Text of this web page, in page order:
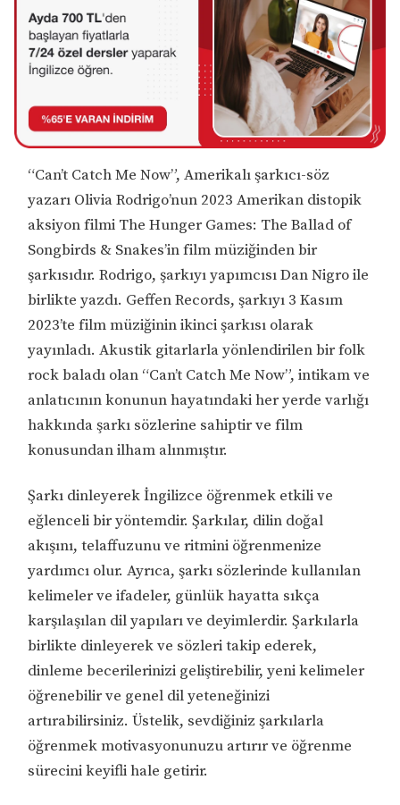
“Can’t Catch Me Now”, Amerikalı şarkıcı-söz
yazarı Olivia Rodrigo’nun 2023 Amerikan distopik
aksiyon filmi The Hunger Games: The Ballad of
Songbirds & Snakes’in film müziğinden bir
şarkısıdır. Rodrigo, şarkıyı yapımcısı Dan Nigro ile
birlikte yazdı. Geffen Records, şarkıyı 3 Kasım
2023’te film müziğinin ikinci şarkısı olarak
yayınladı. Akustik gitarlarla yönlendirilen bir folk
rock baladı olan “Can’t Catch Me Now”, intikam ve
anlatıcının konunun hayatındaki her yerde varlığı
hakkında şarkı sözlerine sahiptir ve film
konusundan ilham alınmıştır.
Şarkı dinleyerek İngilizce öğrenmek etkili ve
eğlenceli bir yöntemdir. Şarkılar, dilin doğal
akışını, telaffuzunu ve ritmini öğrenmenize
yardımcı olur. Ayrıca, şarkı sözlerinde kullanılan
kelimeler ve ifadeler, günlük hayatta sıkça
karşılaşılan dil yapıları ve deyimlerdir. Şarkılarla
birlikte dinleyerek ve sözleri takip ederek,
dinleme becerilerinizi geliştirebilir, yeni kelimeler
öğrenebilir ve genel dil yeteneğinizi
artırabilirsiniz. Üstelik, sevdiğiniz şarkılarla
öğrenmek motivasyonunuzu artırır ve öğrenme
sürecini keyifli hale getirir.